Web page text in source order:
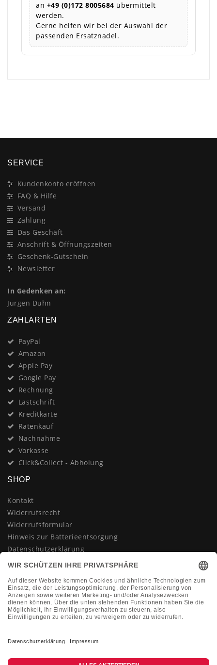
an +49 (0)172 8005684 übermittelt
werden.
Gerne helfen wir bei der Auswahl der
passenden Ersatznadel.
SERVICE
Kundenkonto eröffnen
FAQ & Hilfe
Versand
Zahlung
Das Geschäft
Anschrift & Öffnungszeiten
Geschenk-Gutschein
Newsletter
In Gedenken an:
Jürgen Duhn
ZAHLARTEN
PayPal
Amazon
Apple Pay
Google Pay
Rechnung
Lastschrift
Kreditkarte
Ratenkauf
Nachnahme
Vorkasse
Click&Collect - Abholung
SHOP
Kontakt
Widerrufsrecht
Widerrufsformular
Hinweis zur Batterieentsorgung
Datenschutzerklärung
AGB
Vertrag widerrufen
KONTAKT
+49 (0)2133 210433
shop@dienadel.de